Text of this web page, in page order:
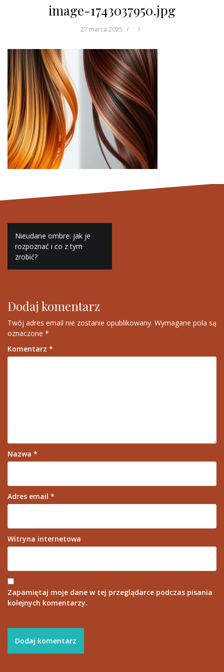
image-1743037950.jpg
27 marca 2025
Nawigacja
wpisu
Nieudane ombre: jak je
rozpoznać i co z tym
zrobić?
Dodaj komentarz
Twój adres email nie zostanie opublikowany. Wymagane pola są
oznaczone *
Komentarz *
Nazwa *
Adres email *
Witryna internetowa
Zapamiętaj moje dane w tej przeglądarce podczas pisania
kolejnych komentarzy.